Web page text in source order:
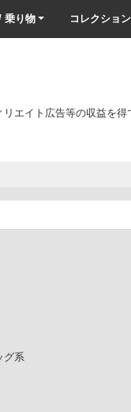
乗り物 コレクション
エイト広告等の収益を得
グ系